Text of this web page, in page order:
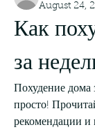
August 24,
Как
за
Похудение дома
просто!
рекомендации и